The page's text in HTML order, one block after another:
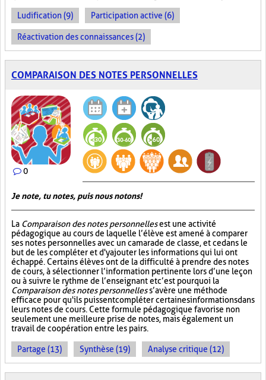
Ludification (9) Participation active (6)
Réactivation des connaissances (2)
COMPARAISON DES NOTES PERSONNELLES
0
Je note, tu notes, puis nous notons!
La Comparaison des notes personnellesest une activité
pédagogique au cours de laquelle l’élève est amené à comparer
ses notes personnelles avec un camarade de classe, et ce dans le
but de les compléter et d'y ajouter les informations qui lui ont
échappé. Certains élèves ont de la difficulté à prendre des notes
de cours, à sélectionner l’information pertinente lors d’une leçon
ou à suivre le rythme de l’enseignant et c’est pourquoi la
Comparaison des notes personnelless’avère une méthode
efficace pour qu'ils puissent compléter certaines informations dans
leurs notes de cours. Cette formule pédagogique favorise non
seulement une meilleure prise de notes, mais également un
travail de coopération entre les pairs.
Partage (13) Synthèse (19) Analyse critique (12)